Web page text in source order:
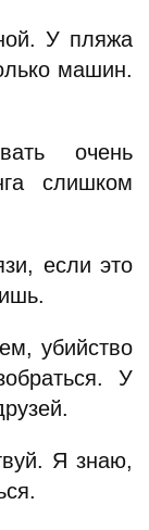
У пляжа
машин.
очень
слишком
если это
убийство
У
Я знаю,